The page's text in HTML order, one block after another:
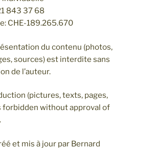
843 37 68
CHE-189.265.670
du contenu (photos,
sources) est interdite sans
de l’auteur.
(pictures, texts, pages,
forbidden without approval of
et mis à jour par Bernard